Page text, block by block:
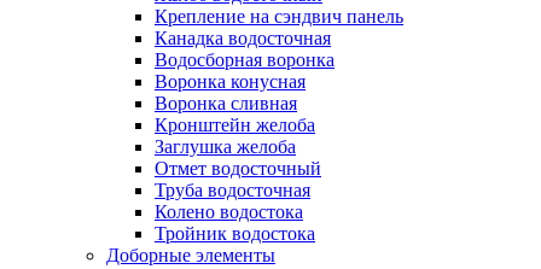
Крепление на сэндвич панель
Канадка водосточная
Водосборная воронка
Воронка конусная
Воронка сливная
Кронштейн желоба
Заглушка желоба
Отмет водосточный
Труба водосточная
Колено водостока
Тройник водостока
Доборные элементы